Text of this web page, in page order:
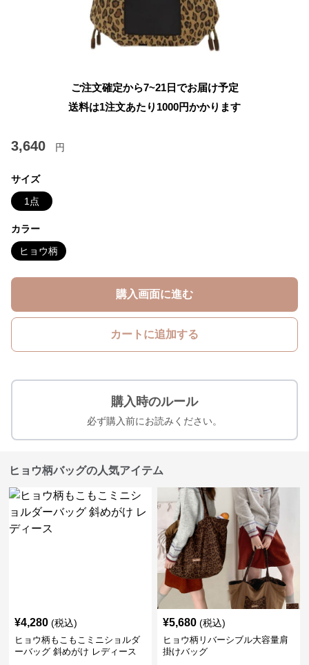
ご注文確定から7~21日でお届け予定
送料は1注文あたり 1000円かかります
3,640 円
サイズ
1点
カラー
ヒョウ柄
購入画面に進む
カートに追加する
購入時のルール
必ず購入前にお読みください。
ヒョウ柄バッグの人気アイテム
¥4,280 (税込)
ヒョウ柄もこもこミニショルダ
ーバッグ 斜めがけ レディース
¥5,680 (税込)
ヒョウ柄リバーシブル大容量肩
掛けバッグ